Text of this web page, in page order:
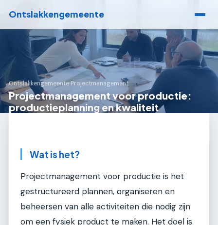
Ontslakkengemeente
Ontslakkengemeente›Projectmanagement
Projectmanagement voor productie:
productieplanning en kwaliteit
Wat is het?
Projectmanagement voor productie is het
gestructureerd plannen, organiseren en
beheersen van alle activiteiten die nodig zijn
om een fysiek product te maken. Het doel is